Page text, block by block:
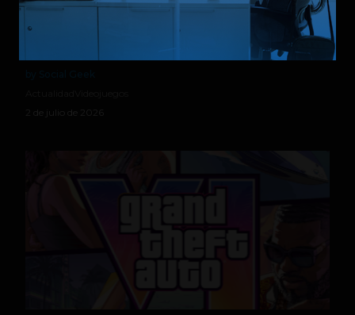
Sony le dice adiós al disco: PlayStation dejará de
producir juegos físicos a partir de 2028
2 de julio de 2026